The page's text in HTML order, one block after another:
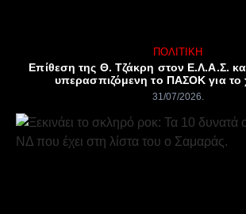
ΠΟΛΙΤΙΚΉ
Επίθεση της Θ. Τζάκρη στον Ε.Λ.Α.Σ.
υπερασπιζόμενη το ΠΑΣΟΚ για το
31/07/2026